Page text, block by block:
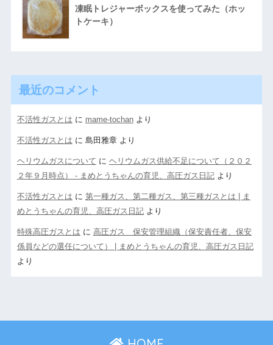
凍眠トレジャーボックスを使ってみた（ホッ
トケーキ）
最近のコメント
不活性ガスとは に mame-tochanより
不活性ガスとは に 島田雅章より
ヘリウムガスについて に ヘリウムガス供給不足について（２０２
２年９月時点） - まめとうちゃんの育児、高圧ガス日記より
不活性ガスとは に 第一種ガス、第二種ガス、第三種ガスとは | ま
めとうちゃんの育児、高圧ガス日記より
特殊高圧ガスとは に 高圧ガス 保安管理組織（保安責任者、保安
係員などの選任について） | まめとうちゃんの育児、高圧ガス日記
より